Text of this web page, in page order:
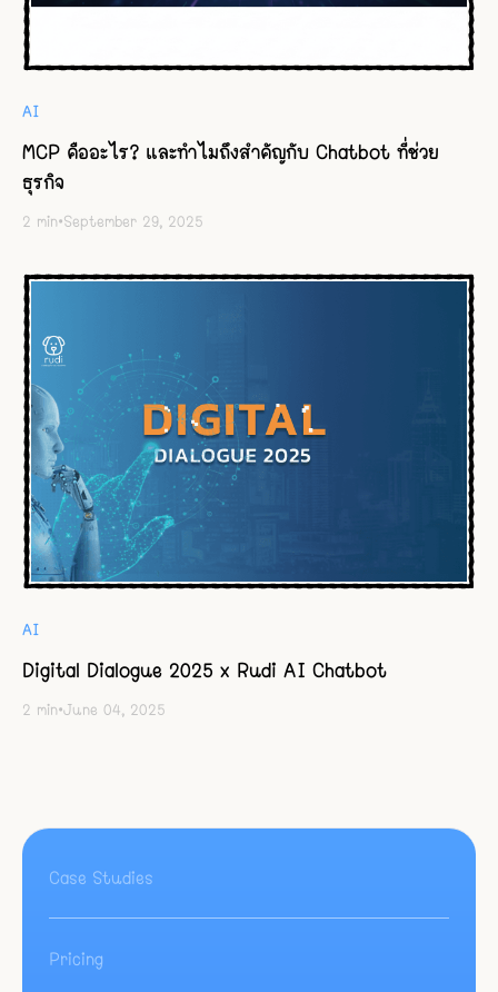
AI
MCP คืออะไร? และทำไมถึงสำคัญกับ Chatbot ที่ช่วย
ธุรกิจ
2 min•September 29, 2025
AI
Digital Dialogue 2025 x Rudi AI Chatbot
2 min•June 04, 2025
Case Studies
Pricing